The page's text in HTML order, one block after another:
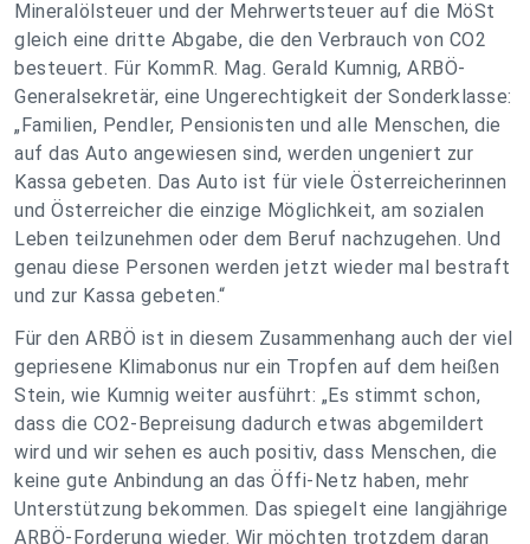
Mineralölsteuer und der Mehrwertsteuer auf die MöSt
gleich eine dritte Abgabe, die den Verbrauch von CO2
besteuert. Für KommR. Mag. Gerald Kumnig, ARBÖ-
Generalsekretär, eine Ungerechtigkeit der Sonderklasse:
„Familien, Pendler, Pensionisten und alle Menschen, die
auf das Auto angewiesen sind, werden ungeniert zur
Kassa gebeten. Das Auto ist für viele Österreicherinnen
und Österreicher die einzige Möglichkeit, am sozialen
Leben teilzunehmen oder dem Beruf nachzugehen. Und
genau diese Personen werden jetzt wieder mal bestraft
und zur Kassa gebeten.“
Für den ARBÖ ist in diesem Zusammenhang auch der viel
gepriesene Klimabonus nur ein Tropfen auf dem heißen
Stein, wie Kumnig weiter ausführt: „Es stimmt schon,
dass die CO2-Bepreisung dadurch etwas abgemildert
wird und wir sehen es auch positiv, dass Menschen, die
keine gute Anbindung an das Öffi-Netz haben, mehr
Unterstützung bekommen. Das spiegelt eine langjährige
ARBÖ-Forderung wieder. Wir möchten trotzdem daran